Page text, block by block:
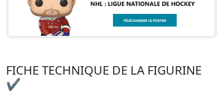
FICHE TECHNIQUE DE LA FIGURINE
✔